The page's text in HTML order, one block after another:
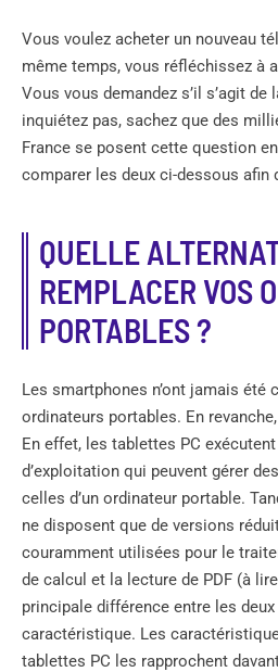
Vous voulez acheter un nouveau
même temps, vous réfléchissez à
Vous vous demandez s’il s’agit
inquiétez pas, sachez que des
France se posent cette question
comparer les deux ci-dessous afin
QUELLE
REMPLACER VOS
PORTABLES ?
Les smartphones n’ont jamais été
ordinateurs portables. En
En effet, les tablettes PC
d’exploitation qui peuvent gérer
celles d’un ordinateur portable.
ne disposent que de versions
couramment utilisées pour le
de calcul et la lecture de PDF (à
principale différence entre les
caractéristique. Les
tablettes PC les rapprochent